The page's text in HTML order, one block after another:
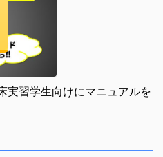
実習学生向けにマニュアルを